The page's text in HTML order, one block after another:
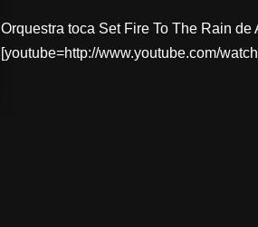
Orquestra toca Set Fire To The Rain
[youtube=http://www.youtube.com/